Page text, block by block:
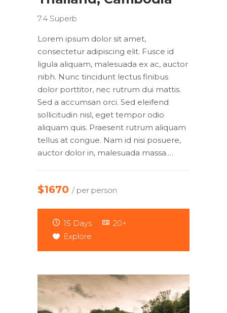
7.4 Superb
Lorem ipsum dolor sit amet,
consectetur adipiscing elit. Fusce id
ligula aliquam, malesuada ex ac, auctor
nibh. Nunc tincidunt lectus finibus
dolor porttitor, nec rutrum dui mattis.
Sed a accumsan orci. Sed eleifend
sollicitudin nisl, eget tempor odio
aliquam quis. Praesent rutrum aliquam
tellus at congue. Nam id nisi posuere,
auctor dolor in, malesuada massa.…
$1670 / per person
15 Days
20+
Explore